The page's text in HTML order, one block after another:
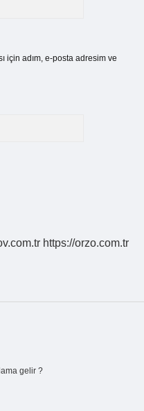
için adım, e-posta adresim ve
https://orzo.com.tr
gelir ?